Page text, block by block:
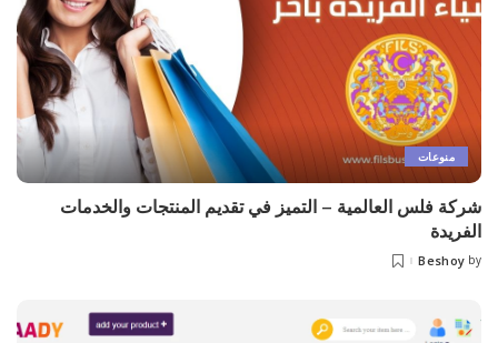
منوعات
شركة فلس العالمية – التميز في تقديم المنتجات والخدمات
الفريدة
by
Beshoy